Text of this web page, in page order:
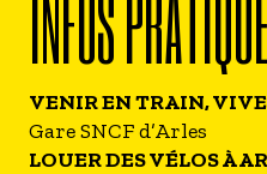
INFOS
VENIR EN TRAIN,
Gare SNCF d’Arles
LOUER DES VÉLOS À